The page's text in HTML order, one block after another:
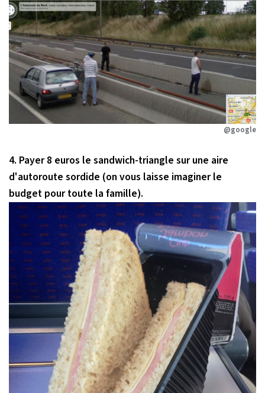
@google
4. Payer 8 euros le sandwich-triangle sur une aire
d'autoroute sordide (on vous laisse imaginer le
budget pour toute la famille).